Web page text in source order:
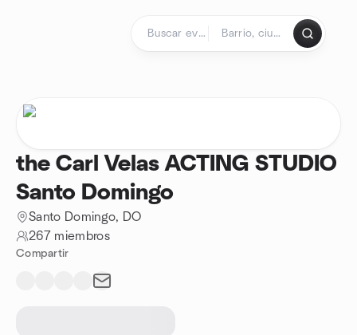
the Carl Velas ACTING STUDIO
Santo Domingo
Santo Domingo, DO
267 miembros
Compartir